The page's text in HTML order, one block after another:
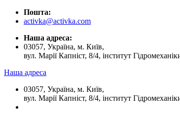
Пошта:
activka@activka.com
Наша адреса:
03057, Україна, м. Київ,
вул. Марії Капніст, 8/4, інститут
Наша адреса
03057, Україна, м. Київ,
вул. Марії Капніст, 8/4, інститут